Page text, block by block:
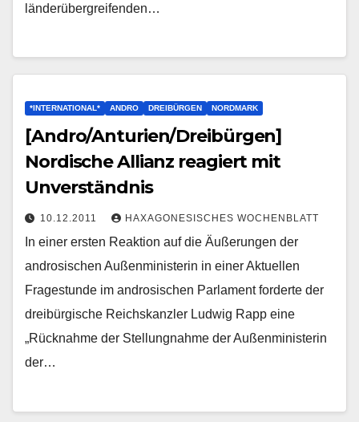
länderübergreifenden…
*INTERNATIONAL* ANDRO DREIBÜRGEN NORDMARK
[Andro/Anturien/Dreibürgen]
Nordische Allianz reagiert mit
Unverständnis
10.12.2011 HAXAGONESISCHES WOCHENBLATT
In einer ersten Reaktion auf die Äußerungen der
androsischen Außenministerin in einer Aktuellen
Fragestunde im androsischen Parlament forderte der
dreibürgische Reichskanzler Ludwig Rapp eine
„Rücknahme der Stellungnahme der Außenministerin
der…